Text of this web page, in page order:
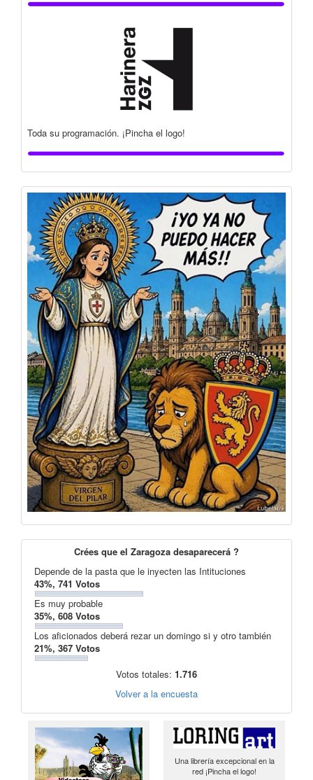
Toda su programación. ¡Pincha el logo!
Crées que el Zaragoza desaparecerá ?
Depende de la pasta que le inyecten las Intituciones
43%, 741 Votos
Es muy probable
35%, 608 Votos
Los aficionados deberá rezar un domingo si y otro también
21%, 367 Votos
Votos totales: 1.716
Volver a la encuesta
Una librería excepcional en la
red ¡Pincha el logo!